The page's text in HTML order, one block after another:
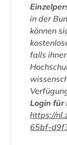
in der
können
falls
Login für
https://
65bf-